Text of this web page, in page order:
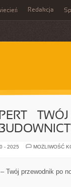
Redakcja
–
- 2025
MOŻLIWOŚĆ
Twój przewodnik po